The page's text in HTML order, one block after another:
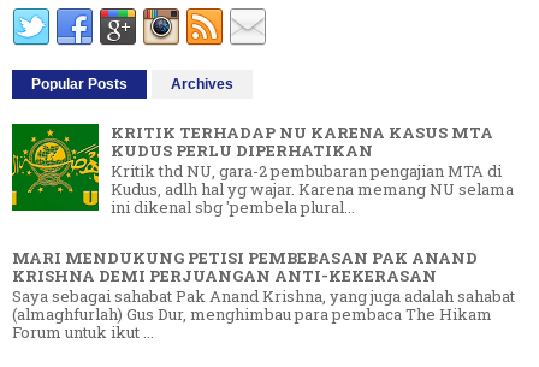
Popular Posts Archives
KRITIK TERHADAP NU KARENA KASUS MTA
KUDUS PERLU DIPERHATIKAN
Kritik thd NU, gara-2 pembubaran pengajian MTA di
Kudus, adlh hal yg wajar. Karena memang NU selama
ini dikenal sbg 'pembela plural...
MARI MENDUKUNG PETISI PEMBEBASAN PAK ANAND
KRISHNA DEMI PERJUANGAN ANTI-KEKERASAN
Saya sebagai sahabat Pak Anand Krishna, yang juga adalah sahabat
(almaghfurlah) Gus Dur, menghimbau para pembaca The Hikam
Forum untuk ikut ...